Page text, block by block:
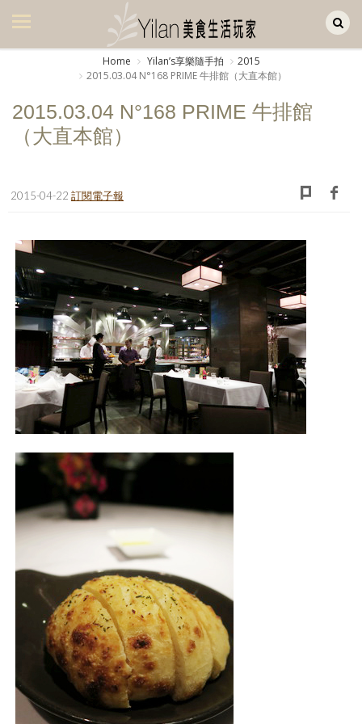
美食集
廚房集
旅遊集
書房集
日記簿
餐桌週記
享樂隨手拍
照相簿
影音區
關於Yilan
活動實況記錄
媒體報導一覽
合作與代言
訂閱電子報
Home Yilanʼs享樂隨手拍
2015
2015.03.04 N°168 PRIME 牛排館（大直本館）
2015.03.04 N°168 PRIME 牛排館
（大直本館）
2015-04-22 訂閱電子報